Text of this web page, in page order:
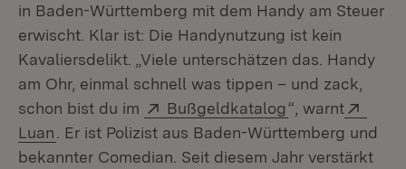
in Baden-Württemberg mit dem Handy am Steuer
erwischt. Klar ist: Die Handynutzung ist kein
Kavaliersdelikt. „Viele unterschätzen das. Handy
am Ohr, einmal schnell was tippen – und zack,
schon bist du im
Extern:
Bußgeldkatalog(Öffnet in
“, warnt
Luan (Öffnet in neuem Fenster)
. Er ist Polizist aus Baden-Württemberg und
bekannter Comedian. Seit diesem Jahr verstärkt